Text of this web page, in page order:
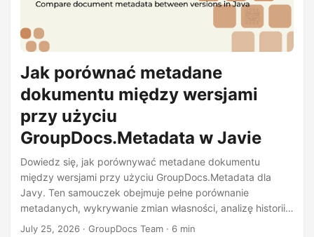
Jak porównać metadane
dokumentu między wersjami
przy użyciu
GroupDocs.Metadata w Javie
Dowiedz się, jak porównywać metadane dokumentu
między wersjami przy użyciu GroupDocs.Metadata dla
Javy. Ten samouczek obejmuje pełne porównanie
metadanych, wykrywanie zmian własności, analizę historii
wersji oraz eksport wyników do CSV lub JSON.
July 25, 2026 · GroupDocs Team · 6 min